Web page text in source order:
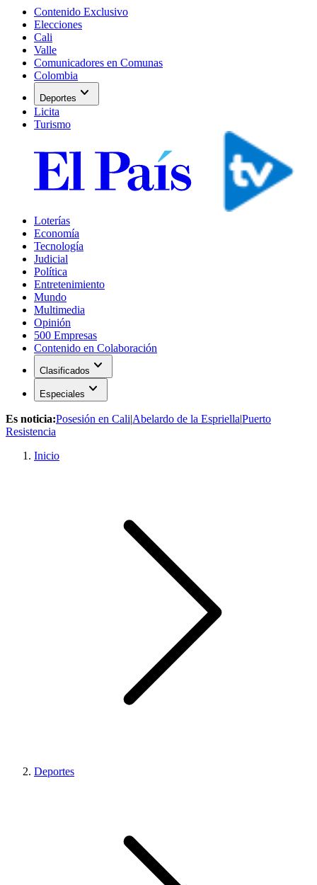
Contenido Exclusivo
Elecciones
Cali
Valle
Comunicadores en Comunas
Colombia
Deportes expand_more
Licita
Turismo
Loterías
Economía
Tecnología
Judicial
Política
Entretenimiento
Mundo
Multimedia
Opinión
500 Empresas
Contenido en Colaboración
Clasificados expand_more
Especiales expand_more
Es noticia:Posesión en Cali|Abelardo de la Espriella|Puerto
Resistencia
Inicio
Deportes